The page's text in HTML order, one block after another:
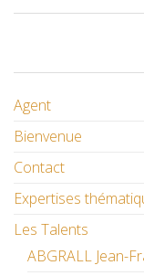
Agent
Bienvenue
Contact
Expertises
Les Talents
ABGRALL Jean-